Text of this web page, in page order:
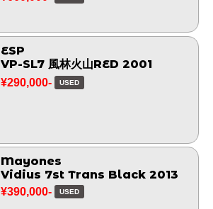
ESP
VP-SL7 風林火山RED 2001
¥290,000- USED
Mayones
Vidius 7st Trans Black 2013
¥390,000- USED